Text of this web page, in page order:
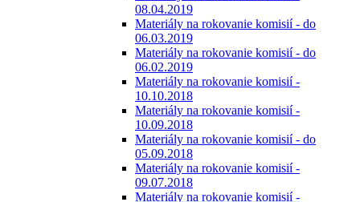
08.04.2019
Materiály na rokovanie komisií - do
06.03.2019
Materiály na rokovanie komisií - do
06.02.2019
Materiály na rokovanie komisií -
10.10.2018
Materiály na rokovanie komisií -
10.09.2018
Materiály na rokovanie komisií - do
05.09.2018
Materiály na rokovanie komisií -
09.07.2018
Materiály na rokovanie komisií -